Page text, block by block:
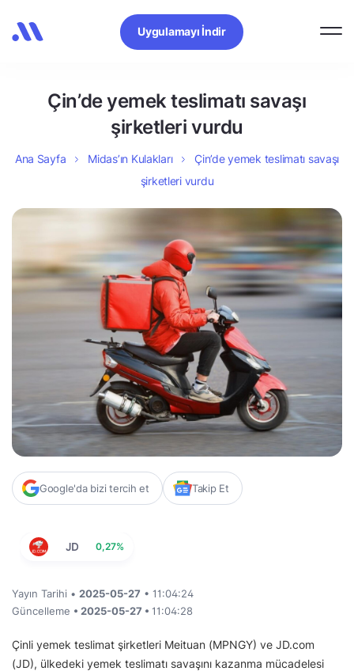
Uygulamayı İndir
Çin’de yemek teslimatı savaşı
şirketleri vurdu
Ana Sayfa Midas’ın Kulakları
Çin’de yemek teslimatı savaşı
şirketleri vurdu
Google'da bizi tercih et Takip Et
JD 0,27%
Yayın Tarihi • 2025-05-27 • 11:04:24
Güncelleme • 2025-05-27 • 11:04:28
Çinli yemek teslimat şirketleri Meituan (MPNGY) ve JD.com
(JD), ülkedeki yemek teslimatı savaşını kazanma mücadelesi